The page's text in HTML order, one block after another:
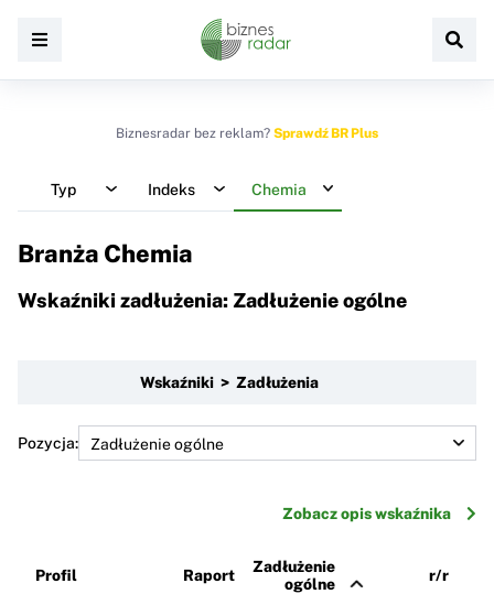
Biznesradar bez reklam? Sprawdź BR Plus
Typ Indeks Chemia
Branża Chemia
Wskaźniki zadłużenia: Zadłużenie ogólne
Wskaźniki > Zadłużenia
Pozycja:
Zobacz opis wskaźnika
Profil Raport
Zadłużenie
ogólne
r/r